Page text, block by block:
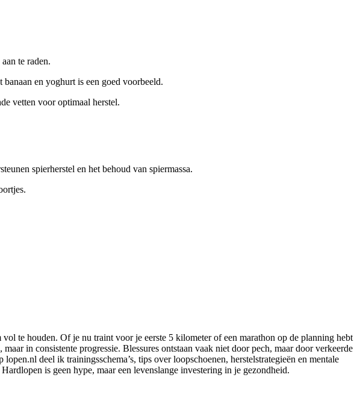
te raden.
en yoghurt is een goed voorbeeld.
vetten voor optimaal herstel.
spierherstel en het behoud van spiermassa.
te houden. Of je nu traint voor je eerste 5 kilometer of een marathon op de planning hebt
in consistente progressie. Blessures ontstaan vaak niet door pech, maar door verkeerde
deel ik trainingsschema’s, tips over loopschoenen, herstelstrategieën en mentale
is geen hype, maar een levenslange investering in je gezondheid.